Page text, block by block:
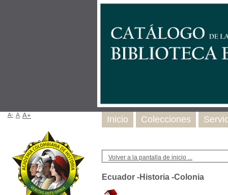
Volver a la pantalla de inicio ...
Ecuador -Historia -Colonia
Inicio Colecciones
A- A A+